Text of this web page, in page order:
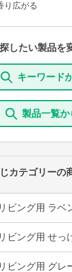
広がる
探したい製品を
キーワード
製品一覧か
カテゴリーの
ビング用 ラベ
ビング用 せっ
ビング用 グレ